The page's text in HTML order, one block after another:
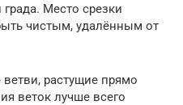
Место срезки
чистым, удалённым от
растущие прямо
веток лучше всего